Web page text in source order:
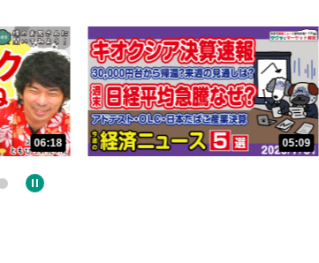
05:09 32:02